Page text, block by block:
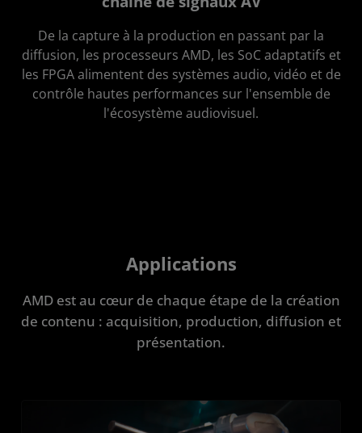
De la capture à la production en passant par la
diffusion, les processeurs AMD, les SoC adaptatifs et
les FPGA alimentent des systèmes audio, vidéo et de
contrôle hautes performances sur l'ensemble de
l'écosystème audiovisuel.
Applications
AMD est au cœur de chaque étape de la création
de contenu : acquisition, production, diffusion et
présentation.